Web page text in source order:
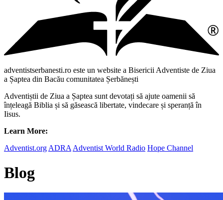
adventistserbanesti.ro este un website a Bisericii Adventiste de Ziua
a Șaptea din Bacău comunitatea Șerbănești
Adventiștii de Ziua a Șaptea sunt devotați să ajute oamenii să
înțeleagă Biblia și să găsească libertate, vindecare și speranță în
Iisus.
Learn More:
Adventist.org ADRA Adventist World Radio Hope Channel
Blog